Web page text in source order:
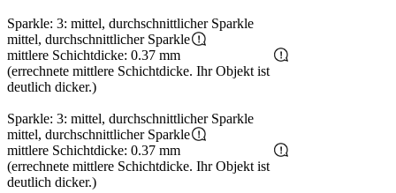
Sparkle: 3: mittel, durchschnittlicher Sparkle
mittel, durchschnittlicher Sparkle
mittlere Schichtdicke: 0.37 mm
(errechnete mittlere Schichtdicke. Ihr Objekt ist
deutlich dicker.)
Sparkle: 3: mittel, durchschnittlicher Sparkle
mittel, durchschnittlicher Sparkle
mittlere Schichtdicke: 0.37 mm
(errechnete mittlere Schichtdicke. Ihr Objekt ist
deutlich dicker.)